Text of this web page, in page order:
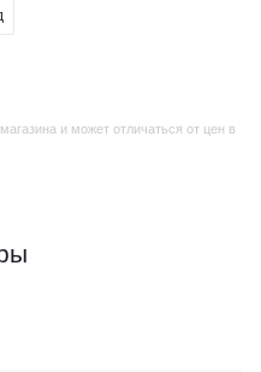
и может отличаться от цен в